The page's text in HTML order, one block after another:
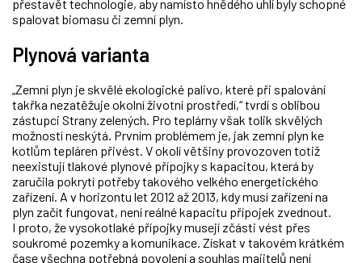
přestavět technologie, aby namísto hnědého uhlí byly schopné
spalovat biomasu či zemní plyn.
Plynová varianta
„Zemní plyn je skvělé ekologické palivo, které při spalování
takřka nezatěžuje okolní životní prostředí,“ tvrdí s oblibou
zástupci Strany zelených. Pro teplárny však tolik skvělých
možností neskýtá. Prvním problémem je, jak zemní plyn ke
kotlům tepláren přivést. V okolí většiny provozoven totiž
neexistují tlakové plynové přípojky s kapacitou, která by
zaručila pokrytí potřeby takového velkého energetického
zařízení. A v horizontu let 2012 až 2013, kdy musí zařízení na
plyn začít fungovat, není reálné kapacitu přípojek zvednout.
I proto, že vysokotlaké přípojky musejí zčásti vést přes
soukromé pozemky a komunikace. Získat v takovém krátkém
čase všechna potřebná povolení a souhlas majitelů není